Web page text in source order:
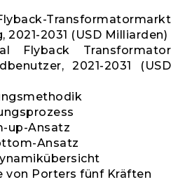
Transformatormarkt
2021-2031 (USD Milliarden)
Flyback Transformator
2021-2031 (USD
up-Ansatz
Ansatz
von Porters fünf Kräften